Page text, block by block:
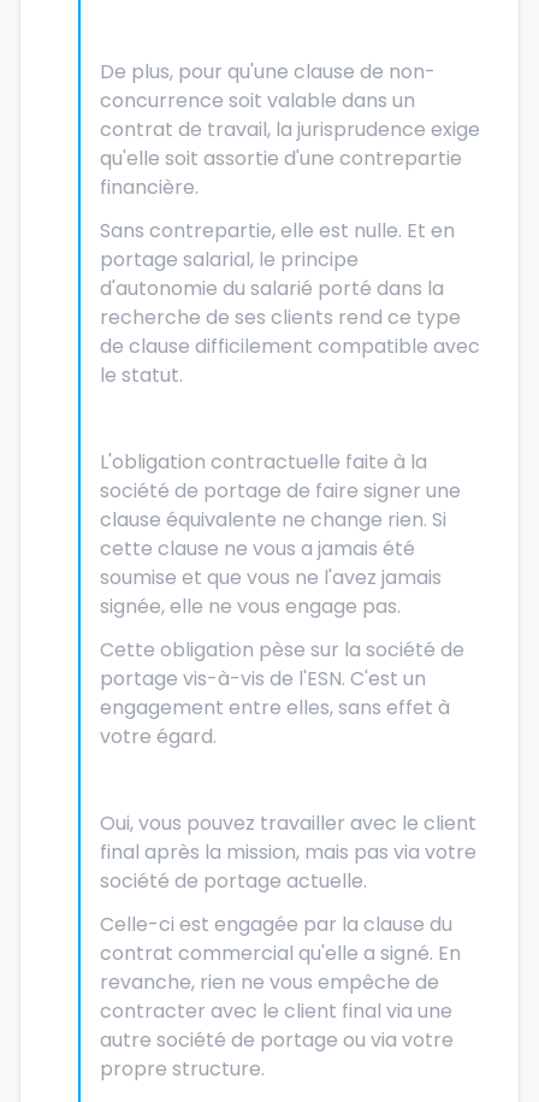
De plus, pour qu'une clause de non-
concurrence soit valable dans un
contrat de travail, la jurisprudence exige
qu'elle soit assortie d'une contrepartie
financière.
Sans contrepartie, elle est nulle. Et en
portage salarial, le principe
d'autonomie du salarié porté dans la
recherche de ses clients rend ce type
de clause difficilement compatible avec
le statut.
L'obligation contractuelle faite à la
société de portage de faire signer une
clause équivalente ne change rien. Si
cette clause ne vous a jamais été
soumise et que vous ne l'avez jamais
signée, elle ne vous engage pas.
Cette obligation pèse sur la société de
portage vis-à-vis de l'ESN. C'est un
engagement entre elles, sans effet à
votre égard.
Oui, vous pouvez travailler avec le client
final après la mission, mais pas via votre
société de portage actuelle.
Celle-ci est engagée par la clause du
contrat commercial qu'elle a signé. En
revanche, rien ne vous empêche de
contracter avec le client final via une
autre société de portage ou via votre
propre structure.